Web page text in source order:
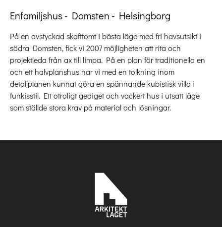
Enfamiljshus - Domsten - Helsingborg
På en avstyckad skafttomt i bästa läge med fri havsutsikt i
södra Domsten, fick vi 2007 möjligheten att rita och
projektleda från ax till limpa. På en plan för traditionella en
och ett halvplanshus har vi med en tolkning inom
detaljplanen kunnat göra en spännande kubistisk villa i
funkisstil. Ett otroligt gediget och vackert hus i utsatt läge
som ställde stora krav på material och lösningar.